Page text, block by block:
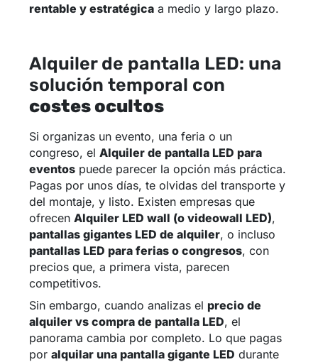
rentable y estratégicaa medio y largo plazo.
Alquiler de pantalla LED: una
solución temporal con
costes ocultos
Si organizas un evento, una feria o un
congreso, el Alquiler de pantalla LED para
eventospuede parecer la opción más práctica.
Pagas por unos días, te olvidas del transporte y
del montaje, y listo. Existen empresas que
ofrecen Alquiler LED wall (o videowall LED),
pantallas gigantes LED de alquiler, o incluso
pantallas LED para ferias o congresos, con
precios que, a primera vista, parecen
competitivos.
Sin embargo, cuando analizas el precio de
alquiler vs compra de pantalla LED, el
panorama cambia por completo. Lo que pagas
por alquilar una pantalla gigante LED durante